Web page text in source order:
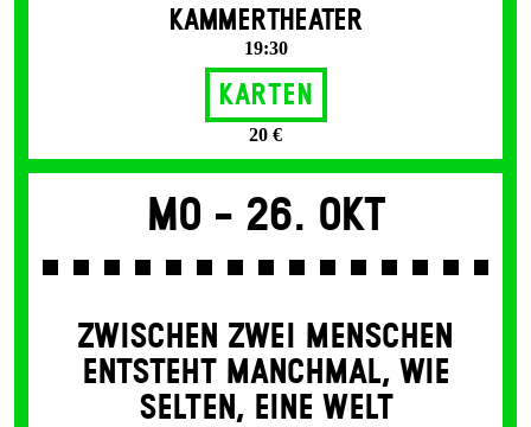
KAMMERTHEATER
19:30
Karten
20 €
Mo - 26. Okt
ZWISCHEN ZWEI MENSCHEN
ENT­STEHT MANCH­MAL, WIE
SELTEN, EINE WELT